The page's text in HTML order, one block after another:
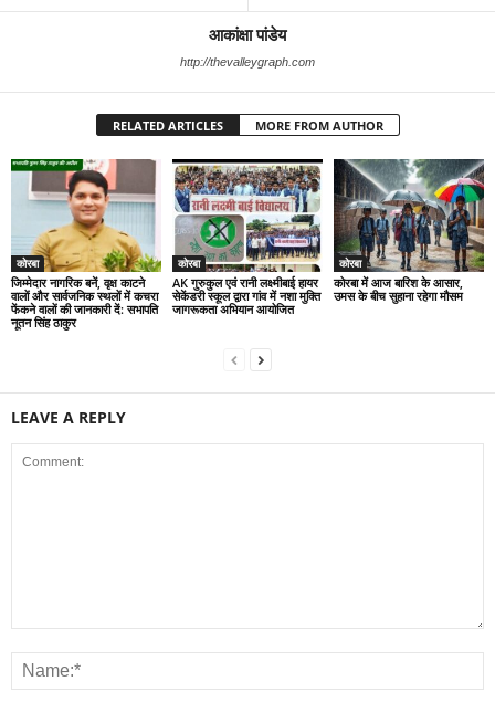
आकांक्षा पांडेय
http://thevalleygraph.com
RELATED ARTICLES MORE FROM AUTHOR
कोरबा
जिम्मेदार नागरिक बनें, वृक्ष काटने
वालों और सार्वजनिक स्थलों में कचरा
फेंकने वालों की जानकारी दें: सभापति
नूतन सिंह ठाकुर
कोरबा
AK गुरुकुल एवं रानी लक्ष्मीबाई हायर
सेकेंडरी स्कूल द्वारा गांव में नशा मुक्ति
जागरूकता अभियान आयोजित
कोरबा
कोरबा में आज बारिश के आसार,
उमस के बीच सुहाना रहेगा मौसम
LEAVE A REPLY